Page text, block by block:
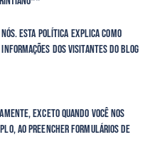
Esta política explica como
informações dos visitantes do blog
exceto quando você nos
ao preencher formulários de